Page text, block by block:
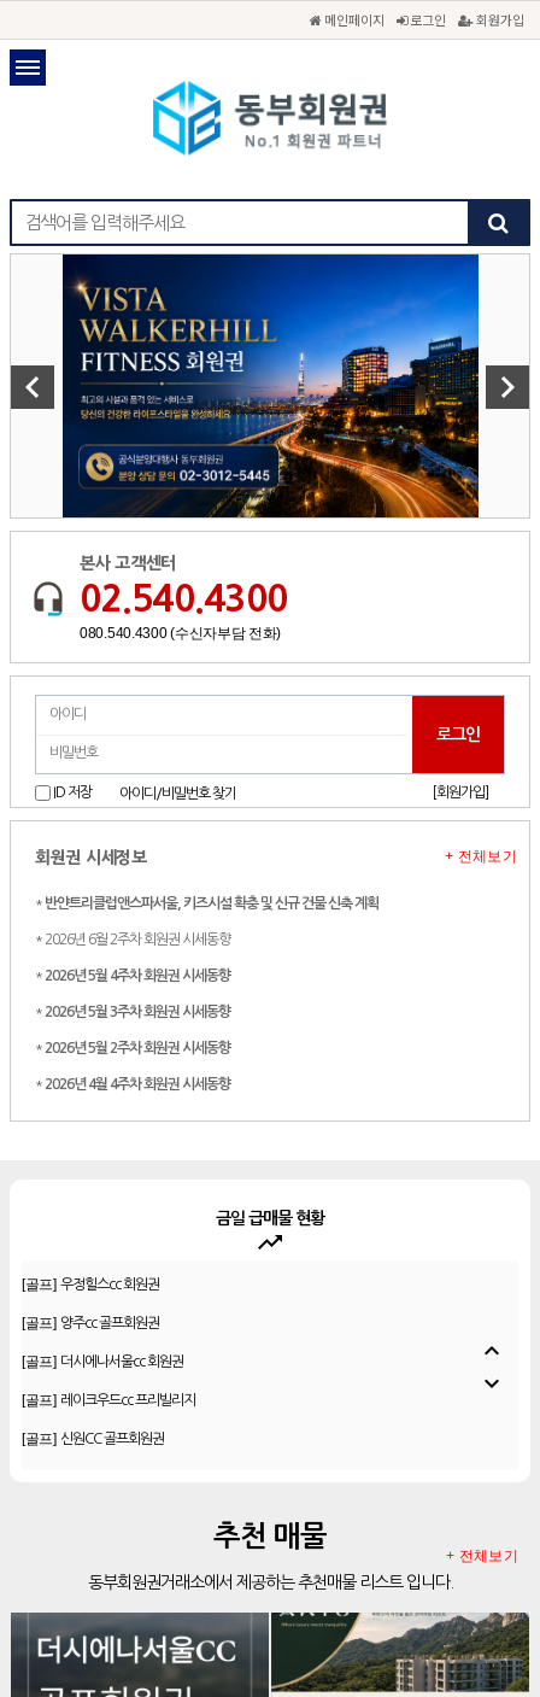
메인페이지 로그인 회원가입
keyboard_arrow_left keyboard_arrow_right
본사 고객센터
02.540.4300
080.540.4300 (수신자부담 전화)
ID 저장 아이디/비밀번호 찾기 [회원가입]
회원권 시세정보
* 반얀트리클럽앤스파서울, 키즈시설 확충 및 신규 건물 신축 계획
* 2026년 6월 2주차 회원권 시세동향
* 2026년 5월 4주차 회원권 시세동향
* 2026년 5월 3주차 회원권 시세동향
* 2026년 5월 2주차 회원권 시세동향
* 2026년 4월 4주차 회원권 시세동향
+ 전체보기
금일 급매물 현황
trending_up
[골프] 양주cc 골프회원권
[골프] 더시에나서울cc 회원권
[골프] 레이크우드cc 프리빌리지
[골프] 신원CC 골프회원권
[골프] 비전힐스cc 골프회원권
안토리조트 130평 개인 무기명
한화 안토 77평 등기 기명
[리조트]
expand_less
expand_more
추천 매물
동부회원권거래소에서 제공하는 추천매물 리스트 입니다.
+ 전체보기